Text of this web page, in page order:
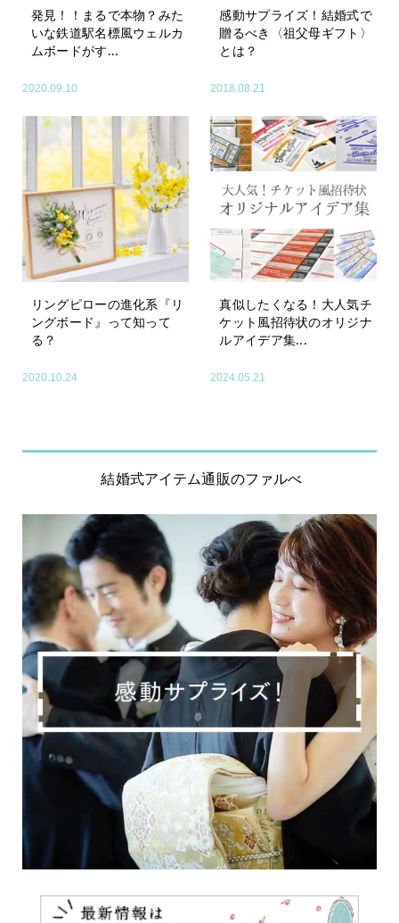
発見！！まるで本物？みた
いな鉄道駅名標風ウェルカ
ムボードがす...
2020.09.10
感動サプライズ！結婚式で
贈るべき〈祖父母ギフト〉
とは？
2018.08.21
リングピローの進化系『リ
ングボード』って知って
る？
2020.10.24
真似したくなる！大人気チ
ケット風招待状のオリジナ
ルアイデア集...
2024.05.21
結婚式アイテム通販のファルべ